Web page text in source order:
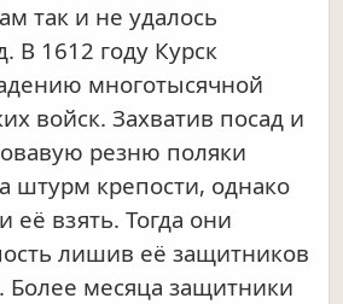
так и не удалось
В 1612 году Курск
многотысячной
войск. Захватив посад и
резню поляки
штурм крепости, однако
её взять. Тогда они
лишив её защитников
Более месяца защитники